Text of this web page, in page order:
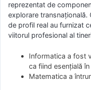
reprezentat de
explorare transnațională.
de profil real au furnizat
viitorul profesional al
Informatica a fost
ca fiind esențială
Matematica a